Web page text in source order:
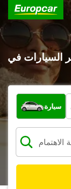
ما نوع المركبة؟
سيارة